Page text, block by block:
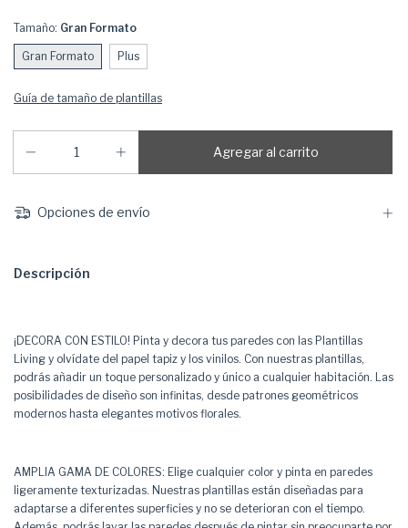
Tamaño: Gran Formato
Gran Formato Plus
Guía de tamaño de plantillas
Opciones de envío
Descripción
¡DECORA CON ESTILO! Pinta y decora tus paredes con las Plantillas
Living y olvídate del papel tapiz y los vinilos. Con nuestras plantillas,
podrás añadir un toque personalizado y único a cualquier habitación. Las
posibilidades de diseño son infinitas, desde patrones geométricos
modernos hasta elegantes motivos florales.
AMPLIA GAMA DE COLORES: Elige cualquier color y pinta en paredes
ligeramente texturizadas. Nuestras plantillas están diseñadas para
adaptarse a diferentes superficies y no se deterioran con el tiempo.